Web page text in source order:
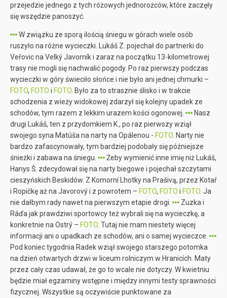
przejedzie jednego z tych różowych jednorożców, które zaczęły
się wszędzie panoszyć.
W związku ze sporą ilością śniegu w górach wiele osób
ruszyło na różne wycieczki. Lukáš Z. pojechał do partnerki do
Veřovic na Velký Javorník i zaraz na początku 13-kilometrowej
trasy nie mogli się nachwalić pogody. Po raz pierwszy podczas
wycieczki w góry świeciło słońce i nie było ani jednej chmurki –
FOTO, FOTO i FOTO . Było za to strasznie ślisko i w trakcie
schodzenia z wieży widokowej zdarzył się kolejny upadek ze
schodów, tym razem z lekkim urazem kości ogonowej.
Nasz
drugi Lukáš, ten z przydomkiem K., po raz pierwszy wziął
swojego syna Matúša na narty na Opálenou - FOTO . Narty nie
bardzo zafascynowały, tym bardziej podobały się późniejsze
śnieżki i zabawa na śniegu.
Żeby wymienić inne imię niż Lukáš,
Hanys Š. zdecydował się na narty biegowe i pojechał szczytami
cieszyńskich Beskidów. Z Komorní Lhotky na Prašivą, przez Kotař
i Ropičkę aż na Javorový i z powrotem – FOTO, FOTO i FOTO . Ja
nie dałbym rady nawet na pierwszym etapie drogi.
Zuzka i
Ráďa jak prawdziwi sportowcy też wybrali się na wycieczkę, a
konkretnie na Ostrý – FOTO . Tutaj nie mam niestety więcej
informacji ani o upadkach ze schodów, ani o samej wycieczce.
Pod koniec tygodnia Radek wziął swojego starszego potomka
na dzień otwartych drzwi w liceum rolniczym w Hranicích. Maty
przez cały czas udawał, że go to wcale nie dotyczy. W kwietniu
będzie miał egzaminy wstępne i między innymi testy sprawności
fizycznej. Wszystkie są oczywiście punktowane za